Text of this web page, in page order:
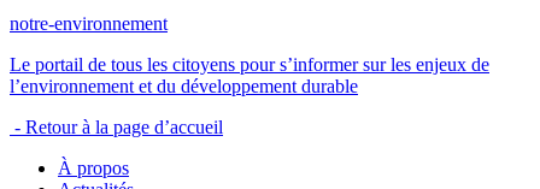
notre-environnement
Le portail de tous les citoyens pour s’informer sur les enjeux de
l’environnement et du développement durable
- Retour à la page d’accueil
À propos